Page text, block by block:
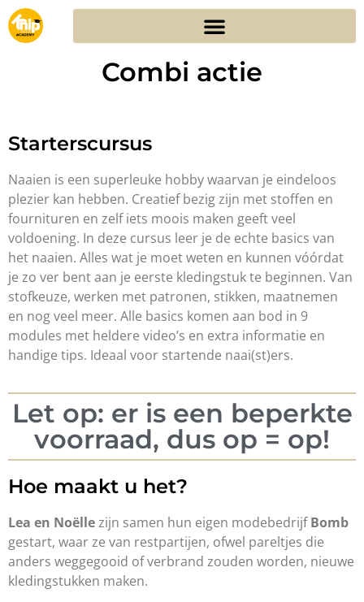
Combi actie
Starterscursus
Naaien is een superleuke hobby waarvan je eindeloos
plezier kan hebben. Creatief bezig zijn met stoffen en
fournituren en zelf iets moois maken geeft veel
voldoening. In deze cursus leer je de echte basics van
het naaien. Alles wat je moet weten en kunnen vóórdat
je zo ver bent aan je eerste kledingstuk te beginnen. Van
stofkeuze, werken met patronen, stikken, maatnemen
en nog veel meer. Alle basics komen aan bod in 9
modules met heldere video’s en extra informatie en
handige tips. Ideaal voor startende naai(st)ers.
Let op: er is een beperkte
voorraad, dus op = op!
Hoe maakt u het?
Lea en Noëllezijn samen hun eigen modebedrijfBomb
gestart, waar ze van restpartijen, ofwel pareltjes die
anders weggegooid of verbrand zouden worden, nieuwe
kledingstukken maken.